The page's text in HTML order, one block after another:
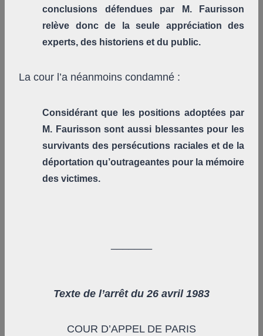
conclusions défendues par M. Faurisson
relève donc de la seule appréciation des
experts, des historiens et du public.
La cour l’a néanmoins condamné :
Considérant que les positions adoptées par
M. Faurisson sont aussi blessantes pour les
survivants des persécutions raciales et de la
déportation qu’outrageantes pour la mémoire
des victimes.
Texte de l’arrêt du 26 avril 1983
COUR D’APPEL DE PARIS